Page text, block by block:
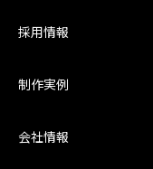
採用情報
制作実例
会社情報